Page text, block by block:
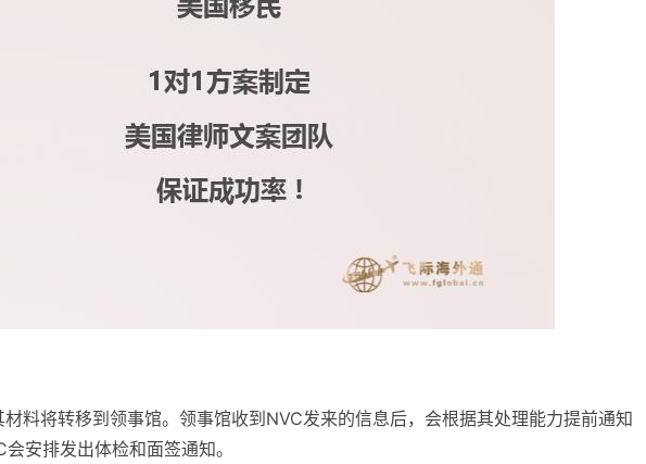
料将转移到领事馆。领事馆收到NVC发来的信息后，会根据其处理能力提前通知
安排发出体检和面签通知。